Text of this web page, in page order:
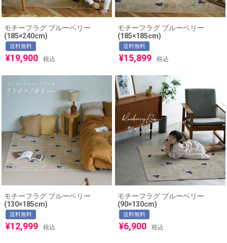
モチーフラグ ブルーベリー
(185×240cm)
送料無料
¥19,900 税込
モチーフラグ ブルーベリー
(185×185cm)
送料無料
¥15,899 税込
モチーフラグ ブルーベリー
(130×185cm)
送料無料
¥12,999 税込
モチーフラグ ブルーベリー
(90×130cm)
送料無料
¥6,900 税込